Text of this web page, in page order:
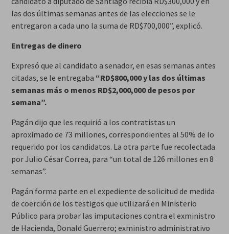
las dos últimas semanas antes de las elecciones se le
entregaron a cada uno la suma de RD$700,000”, explicó.
Entregas de dinero
Expresó que al candidato a senador, en esas semanas antes
citadas, se le entregaba “RD$800,000 y las dos últimas
semanas más o menos RD$2,000,000 de pesos por
semana”.
Pagán dijo que les requirió a los contratistas un
aproximado de 73 millones, correspondientes al 50% de lo
requerido por los candidatos. La otra parte fue recolectada
por Julio César Correa, para “un total de 126 millones en 8
semanas”.
Pagán forma parte en el expediente de solicitud de medida
de coerción de los testigos que utilizará en Ministerio
Público para probar las imputaciones contra el exministro
de Hacienda, Donald Guerrero; exministro administrativo